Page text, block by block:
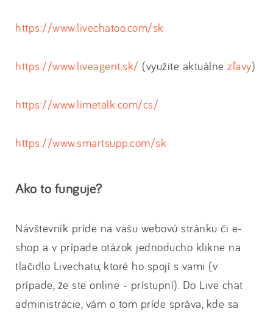
https://www.livechatoo.com/sk
https://www.liveagent.sk/ (využite aktuálne zľavy)
https://www.limetalk.com/cs/
https://www.smartsupp.com/sk
Ako to funguje?
Návštevník príde na vašu webovú stránku či e-
shop a v prípade otázok jednoducho klikne na
tlačidlo Livechatu, ktoré ho spojí s vami (v
prípade, že ste online - prístupní). Do Live chat
administrácie, vám o tom príde správa, kde sa